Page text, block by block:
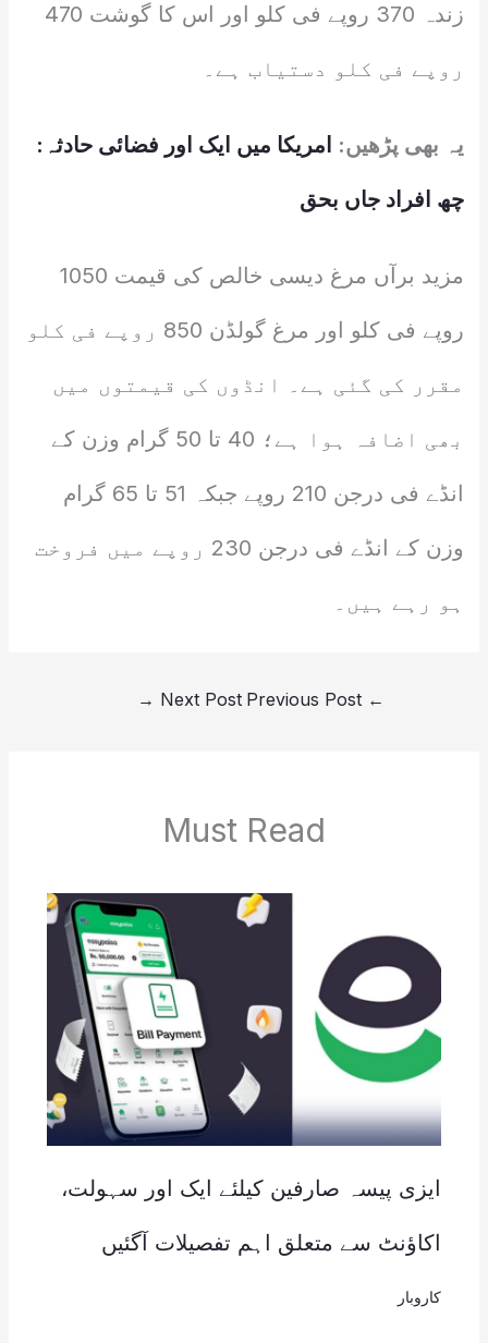
زندہ 370 روپے فی کلو اور اس کا گوشت 470
روپے فی کلو دستیاب ہے۔
یہ بھی پڑھیں: امریکا میں ایک اور فضائی حادثہ:
چھ افراد جاں بحق
مزید برآں مرغ دیسی خالص کی قیمت 1050
روپے فی کلو اور مرغ گولڈن 850 روپے فی کلو
مقرر کی گئی ہے۔ انڈوں کی قیمتوں میں
بھی اضافہ ہوا ہے؛ 40 تا 50 گرام وزن کے
انڈے فی درجن 210 روپے جبکہ 51 تا 65 گرام
وزن کے انڈے فی درجن 230 روپے میں فروخت
ہو رہے ہیں۔
←
Next Post
→
Must Read
ایزی پیسہ صارفین کیلئے ایک اور سہولت،
اکاؤنٹ سے متعلق اہم تفصیلات آگئیں
کاروبار